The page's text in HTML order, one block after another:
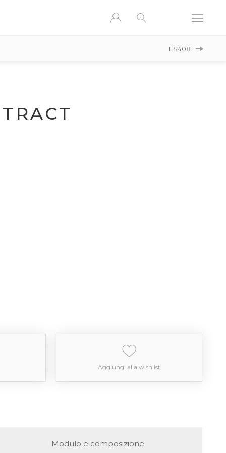
ES408
Aggiungi alla wishlist
Modulo e composizione